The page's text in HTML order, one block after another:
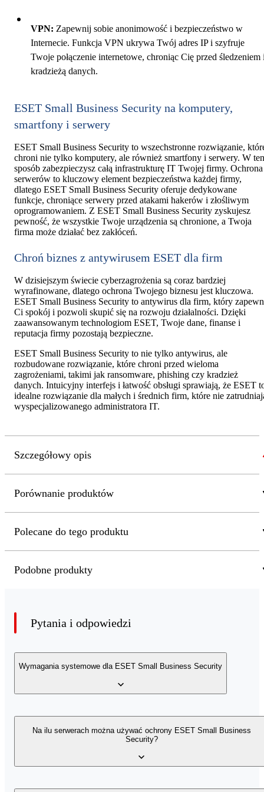
VPN: Zapewnij sobie anonimowość i bezpieczeństwo w
Internecie. Funkcja VPN ukrywa Twój adres IP i szyfruje
Twoje połączenie internetowe, chroniąc Cię przed śledzeniem
kradzieżą danych.
ESET Small Business Security na komputery,
smartfony i serwery
ESET Small Business Security to wszechstronne rozwiązanie,
chroni nie tylko komputery, ale również smartfony i serwery. W ten
sposób zabezpieczysz całą infrastrukturę IT Twojej firmy. Ochrona
serwerów to kluczowy element bezpieczeństwa każdej firmy,
dlatego ESET Small Business Security oferuje dedykowane
funkcje, chroniące serwery przed atakami hakerów i złośliwym
oprogramowaniem. Z ESET Small Business Security zyskujesz
pewność, że wszystkie Twoje urządzenia są chronione, a Twoja
firma może działać bez zakłóceń.
Chroń biznes z antywirusem ESET dla firm
W dzisiejszym świecie cyberzagrożenia są coraz bardziej
wyrafinowane, dlatego ochrona Twojego biznesu jest kluczowa.
ESET Small Business Security to antywirus dla firm, który
Ci spokój i pozwoli skupić się na rozwoju działalności. Dzięki
zaawansowanym technologiom ESET, Twoje dane, finanse i
reputacja firmy pozostają bezpieczne.
ESET Small Business Security to nie tylko antywirus, ale
rozbudowane rozwiązanie, które chroni przed wieloma
zagrożeniami, takimi jak ransomware, phishing czy kradzież
danych. Intuicyjny interfejs i łatwość obsługi sprawiają, że ESET
idealne rozwiązanie dla małych i średnich firm, które nie
wyspecjalizowanego administratora IT.
Szczegółowy opis
Porównanie produktów
Polecane do tego produktu
Podobne produkty
Pytania i odpowiedzi
Wymagania systemowe dla ESET Small Business Security
ESET Small Business Security i VPN działają na
z systemem Microsoft Windows® 10, 11 lub nowszym.
ESET Safe Server działa na systemie Windows Server 2019
Na ilu serwerach można używać ochrony ESET Small Business
Security?